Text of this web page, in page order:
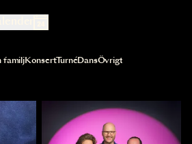
automatiskt
familjKonsertTurnéDansÖvrigt